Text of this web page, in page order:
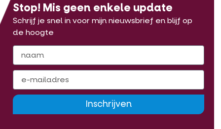
Stop! Mis geen enkele update
Schrijf je snel in voor mijn nieuwsbrief en blijf op
de hoogte
Inschrijven